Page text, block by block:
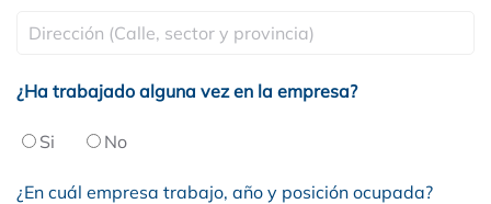
¿Ha trabajado alguna vez en la empresa?
Si No
¿En cuál empresa trabajo, año y posición ocupada?